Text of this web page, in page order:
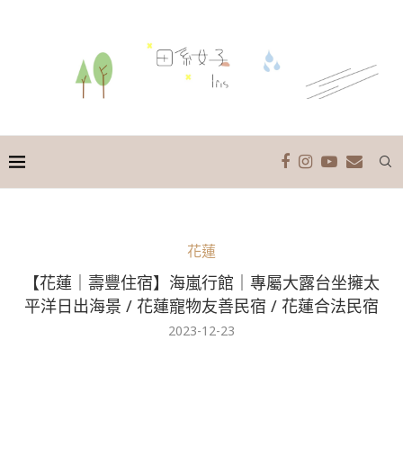
花蓮
【花蓮｜壽豐住宿】海嵐行館｜專屬大露台坐擁太
平洋日出海景 / 花蓮寵物友善民宿 / 花蓮合法民宿
2023-12-23